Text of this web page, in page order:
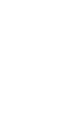
Dat een mens
genade toont.
bleef ze in de
geschapen
manier
Schepper; dus
niet kan
dat een
herstellen wat